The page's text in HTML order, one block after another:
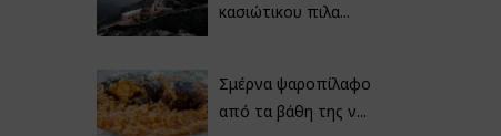
κασιώτικου πιλα...
Σμέρνα ψαροπίλαφο
από τα βάθη της ν...